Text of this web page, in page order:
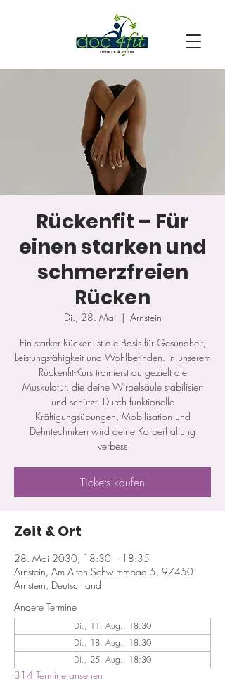
Rückenfit – Für
einen starken und
schmerzfreien
Rücken
Di., 28. Mai
  |
Arnstein
Ein starker Rücken ist die Basis für Gesundheit,
Leistungsfähigkeit und Wohlbefinden. In unserem
Rückenfit-Kurs trainierst du gezielt die
Muskulatur, die deine Wirbelsäule stabilisiert
und schützt. Durch funktionelle
Kräftigungsübungen, Mobilisation und
Dehntechniken wird deine Körperhaltung
verbess
Tickets kaufen
Zeit & Ort
28. Mai 2030, 18:30 – 18:35
Arnstein, Am Alten Schwimmbad 5, 97450
Arnstein, Deutschland
Andere Termine
Di., 11. Aug., 18:30
Di., 18. Aug., 18:30
Di., 25. Aug., 18:30
314 Termine ansehen